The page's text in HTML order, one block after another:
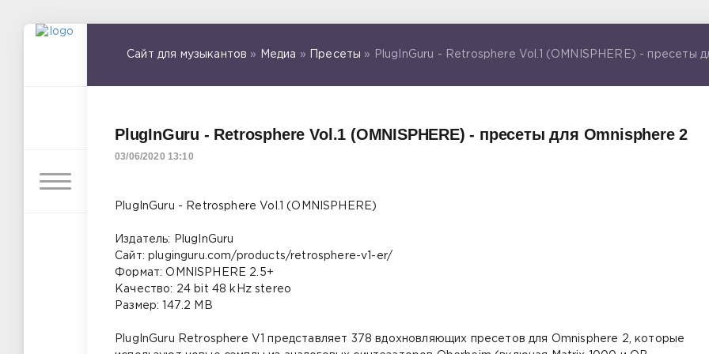
Сайт для музыкантов » Медиа » Пресеты » PlugInGuru - Retrosphere Vol.1 (OMNISPHERE) - пресеты
PlugInGuru - Retrosphere Vol.1 (OMNISPHERE) - пресеты для Omnisphere 2
03/06/2020 13:10
PlugInGuru - Retrosphere Vol.1 (OMNISPHERE)
Издатель: PlugInGuru
Сайт: pluginguru.com/products/retrosphere-v1-er/
Формат: OMNISPHERE 2.5+
Качество: 24 bit 48 kHz stereo
Размер: 147.2 MB
PlugInGuru Retrosphere V1 представляет 378 вдохновляющих пресетов для Omnisphere 2, которые